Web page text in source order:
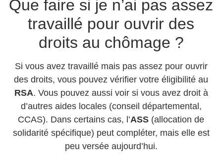
Que faire si je n’ai pas assez
travaillé pour ouvrir des
droits au chômage ?
Si vous avez travaillé mais pas assez pour ouvrir
des droits, vous pouvez vérifier votre éligibilité au
RSA. Vous pouvez aussi voir si vous avez droit à
d’autres aides locales (conseil départemental,
CCAS). Dans certains cas, l’ASS (allocation de
solidarité spécifique) peut compléter, mais elle est
peu versée aujourd’hui.